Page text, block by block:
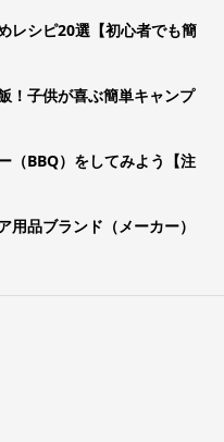
レシピ20選【初心者でも簡
！子供が喜ぶ簡単キャンプ
（BBQ）をしてみよう【注
用品ブランド（メーカー）